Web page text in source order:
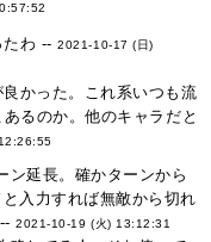
たわ --2021-10-17 (日)
かった。これ系いつも流
るのか。他のキャラだと
ン延長。確かターンから
入力すれば無敵から切れ
--2021-10-19 (火) 13:12:31